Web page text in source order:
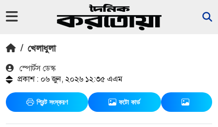
/ খেলাধুলা
স্পোর্টস ডেস্ক
প্রকাশ : ০৬ জুন, ২০২৬ ১২:৩৫ এএম
প্রিন্ট সংস্করণ ফটো কার্ড